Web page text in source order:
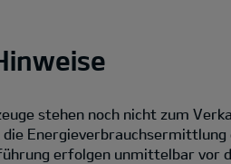
stehen noch nicht zum
die Energieverbrauchsermittlung
erfolgen unmittelbar vor